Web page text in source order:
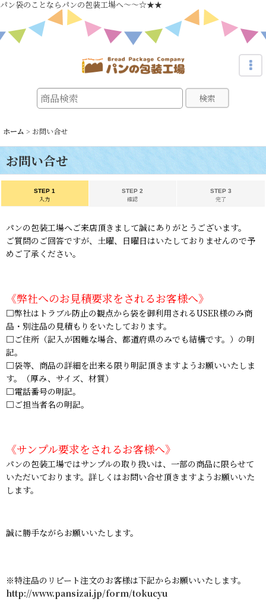
パン袋のことならパンの包装工場へ～～☆★★
検索
ホーム > お問い合せ
お問い合せ
STEP 1
入力
STEP 2
確認
STEP 3
完了
パンの包装工場へご来店頂きまして誠にありがとうございます。
ご質問のご回答ですが、土曜、日曜日はいたしておりませんので予
めご了承ください。
《弊社へのお見積要求をされるお客様へ》
□弊社はトラブル防止の観点から袋を御利用されるUSER様のみ商
品・別注品の見積もりをいたしております。
□ご住所（記入が困難な場合、都道府県のみでも結構です。）の明
記。
□袋等、商品の詳細を出来る限り明記頂きますようお願いいたしま
す。（厚み、サイズ、材質）
□電話番号の明記。
□ご担当者名の明記。
《サンプル要求をされるお客様へ》
パンの包装工場ではサンプルの取り扱いは、一部の商品に限らせて
いただいております。詳しくはお問い合せ頂きますようお願いいた
します。
誠に勝手ながらお願いいたします。
※特注品のリピート注文のお客様は下記からお願いいたします。
http://www.pansizai.jp/form/tokucyu